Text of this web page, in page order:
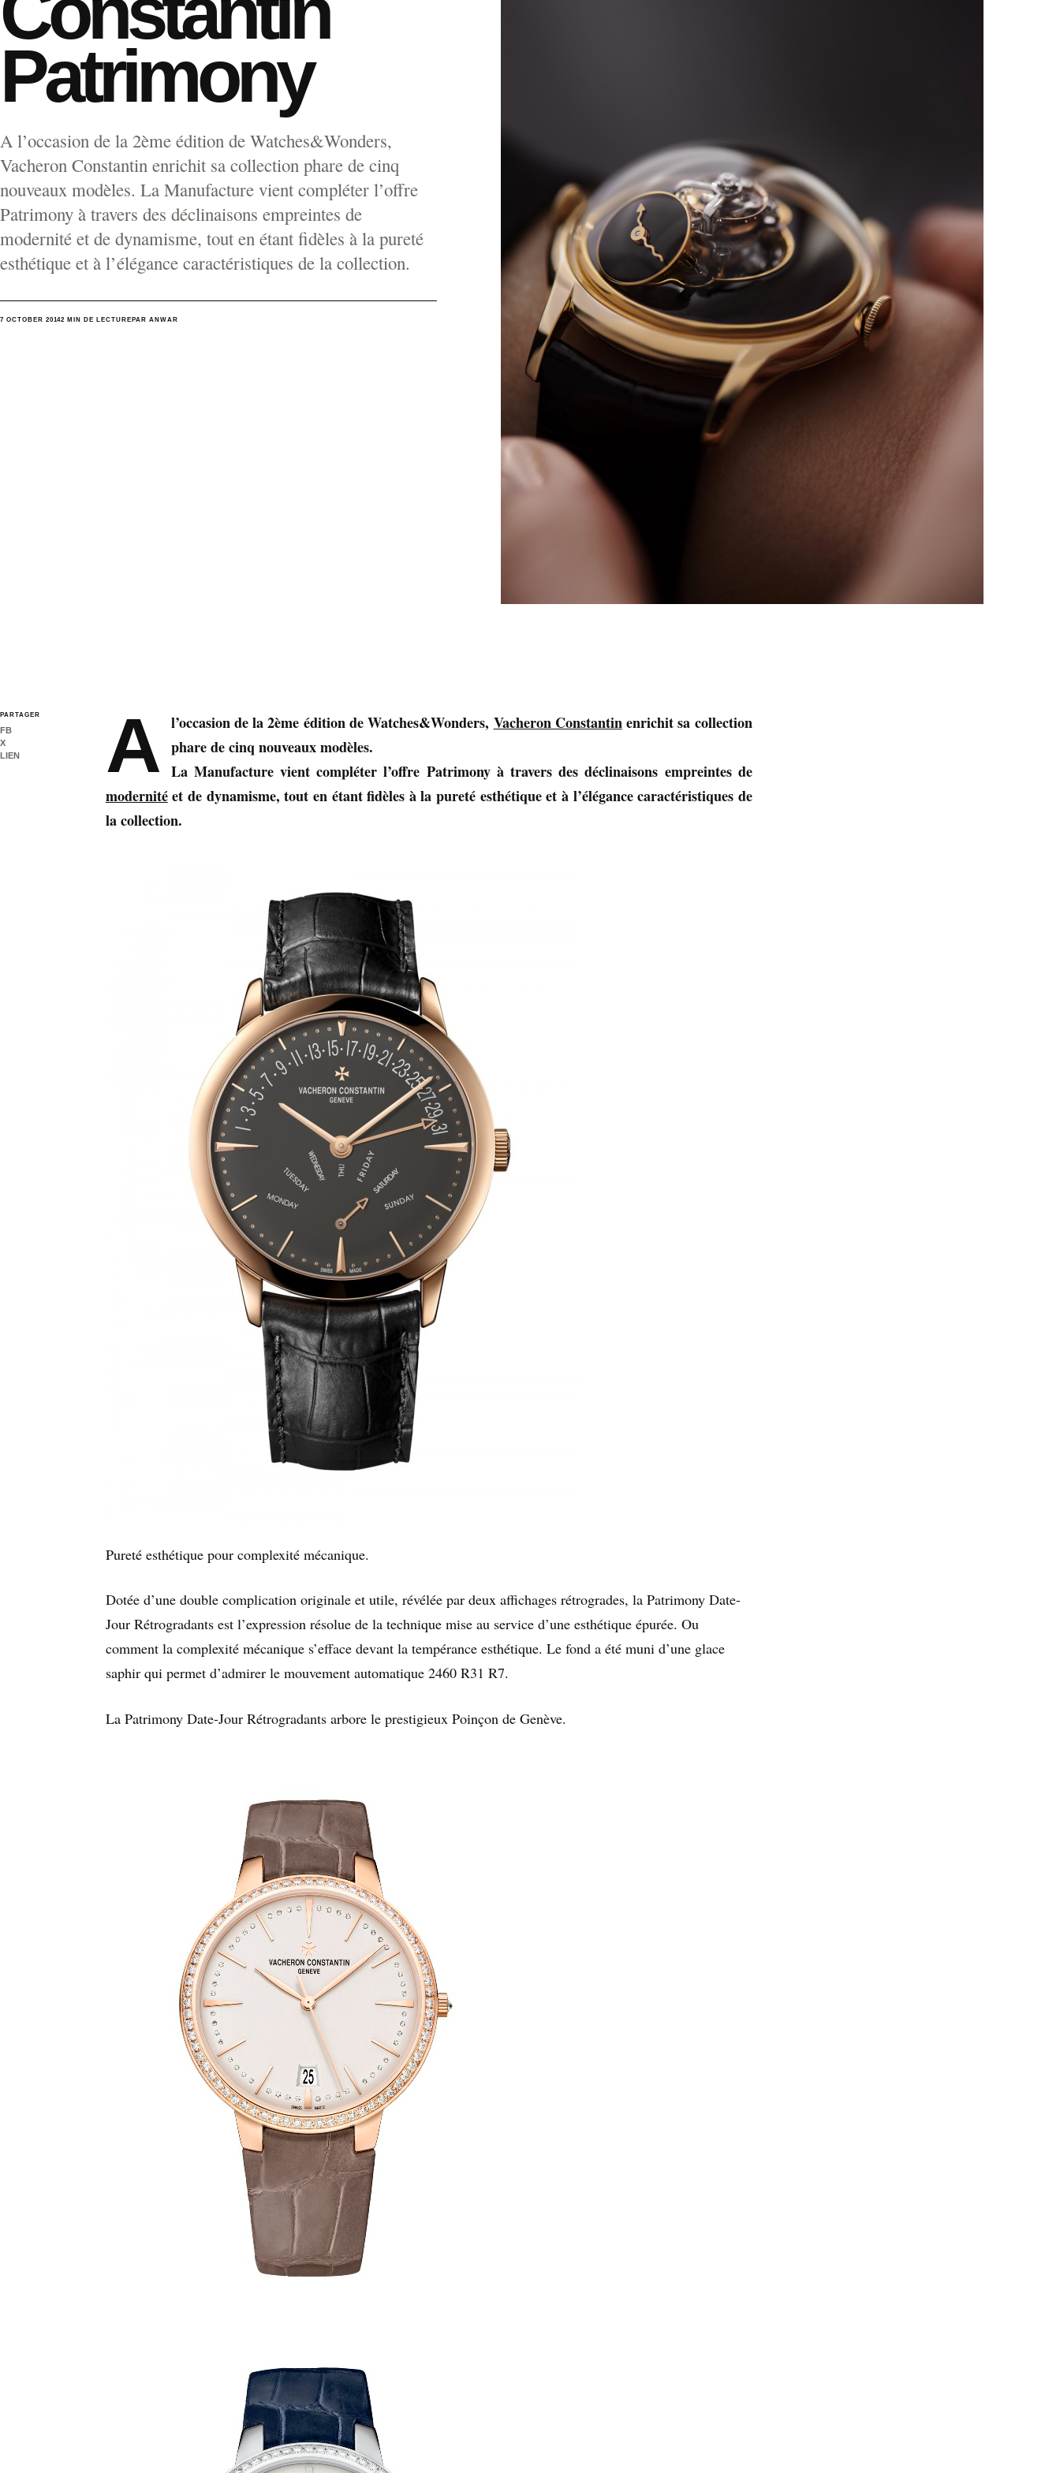
Patrimony
A l’occasion de la 2ème édition de Watches&Wonders,
Vacheron Constantin enrichit sa collection phare de cinq
nouveaux modèles. La Manufacture vient compléter l’offre
Patrimony à travers des déclinaisons empreintes de
modernité et de dynamisme, tout en étant fidèles à la pureté
esthétique et à l’élégance caractéristiques de la collection.
7 OCTOBER 20142 MIN DE LECTURE PAR ANWAR
PARTAGER
FB
X
LIEN
A l’occasion de la 2ème édition de Watches&Wonders, Vacheron Constantinenrichit sa collection
phare de cinq nouveaux modèles.
La Manufacture vient compléter l’offre Patrimony à travers des déclinaisons empreintes de
modernitéet de dynamisme, tout en étant fidèles à la pureté esthétique et à l’élégance caractéristiques de
la collection.
Pureté esthétique pour complexité mécanique.
Dotée d’une double complication originale et utile, révélée par deux affichages rétrogrades, la Patrimony Date-
Jour Rétrogradants est l’expression résolue de la technique mise au service d’une esthétique épurée. Ou
comment la complexité mécanique s’efface devant la tempérance esthétique. Le fond a été muni d’une glace
saphir qui permet d’admirer le mouvement automatique 2460 R31 R7.
La Patrimony Date-Jour Rétrogradants arbore le prestigieux Poinçon de Genève.